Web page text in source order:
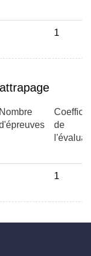
1
Nombre
de
1